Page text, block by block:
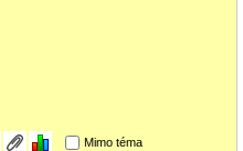
Mimo téma